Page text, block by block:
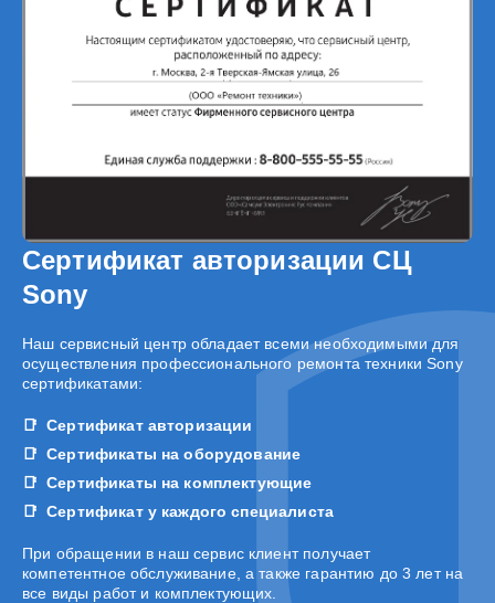
Сертификат авторизации СЦ
Sony
Наш сервисный центр обладает всеми необходимыми для
осуществления профессионального ремонта техники Sony
сертификатами:
Сертификат авторизации
Сертификаты на оборудование
Сертификаты на комплектующие
Сертификат у каждого специалиста
При обращении в наш сервис клиент получает
компетентное обслуживание, а также гарантию до 3 лет на
все виды работ и комплектующих.